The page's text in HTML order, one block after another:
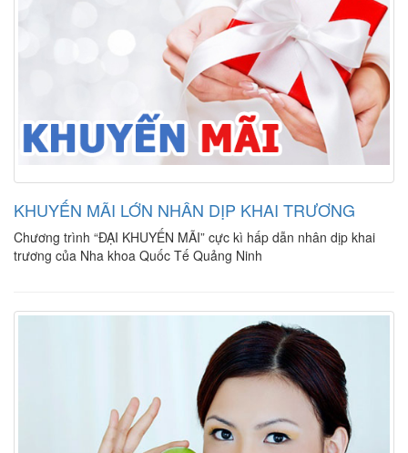
KHUYẾN MÃI LỚN NHÂN DỊP KHAI TRƯƠNG
Chương trình “ĐẠI KHUYẾN MÃI” cực kì hấp dẫn nhân dịp khai
trương của Nha khoa Quốc Tế Quảng Ninh